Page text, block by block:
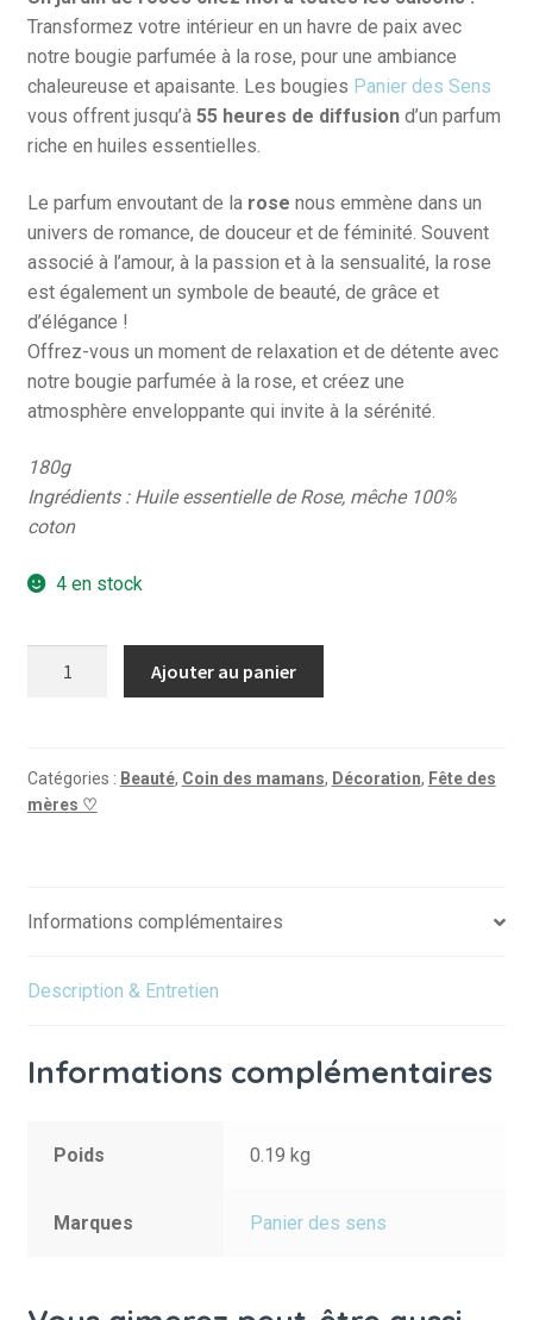
Transformez votre intérieur en un havre de paix avec
notre bougie parfumée à la rose, pour une ambiance
chaleureuse et apaisante. Les bougies Panier des Sens
vous offrent jusqu’à 55 heures de diffusiond’un parfum
riche en huiles essentielles.
Le parfum envoutant de la rose nous emmène dans un
univers de romance, de douceur et de féminité. Souvent
associé à l’amour, à la passion et à la sensualité, la rose
est également un symbole de beauté, de grâce et
d’élégance !
Offrez-vous un moment de relaxation et de détente avec
notre bougie parfumée à la rose, et créez une
atmosphère enveloppante qui invite à la sérénité.
180g
Ingrédients : Huile essentielle de Rose, mêche 100%
coton
4 en stock
-
ROSE
Ajouter au panier
Catégories : Beauté, Coin des mamans, Décoration, Fête des
mères ♡
Informations complémentaires
Description & Entretien
Informations complémentaires
Poids 0.19 kg
Marques Panier des sens